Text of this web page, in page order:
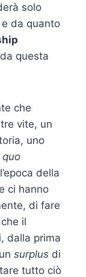
solo
e da quanto
questa
che
vite, un
uno
della
ci hanno
di fare
il
dalla prima
surplus di
tutto ciò